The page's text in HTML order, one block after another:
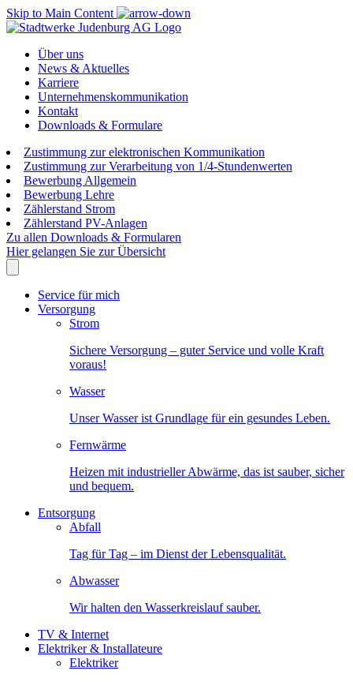
Skip to Main Content
Über uns
News & Aktuelles
Karriere
Unternehmenskommunikation
Kontakt
Downloads & Formulare
Zustimmung zur elektronischen Kommunikation
Zustimmung zur Verarbeitung von 1/4-Stundenwerten
Bewerbung Allgemein
Bewerbung Lehre
Zählerstand Strom
Zählerstand PV-Anlagen
Zu allen Downloads & Formularen
Hier gelangen Sie zur Übersicht
Service für mich
Versorgung
Strom
Sichere Versorgung – guter Service und volle Kraft
voraus!
Wasser
Unser Wasser ist Grundlage für ein gesundes Leben.
Fernwärme
Heizen mit industrieller Abwärme, das ist sauber, sicher
und bequem.
Entsorgung
Abfall
Tag für Tag – im Dienst der Lebensqualität.
Abwasser
Wir halten den Wasserkreislauf sauber.
TV & Internet
Elektriker & Installateure
Elektriker